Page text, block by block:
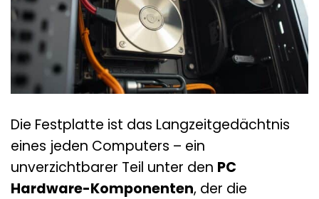
Die Festplatte ist das Langzeitgedächtnis
eines jeden Computers – ein
unverzichtbarer Teil unter den PC
Hardware-Komponenten, der die